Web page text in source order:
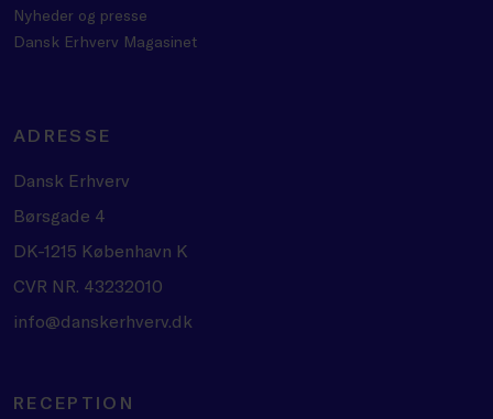
Nyheder og presse
Dansk Erhverv Magasinet
ADRESSE
Dansk Erhverv
Børsgade 4
DK-1215 København K
CVR NR. 43232010
info@danskerhverv.dk
RECEPTION